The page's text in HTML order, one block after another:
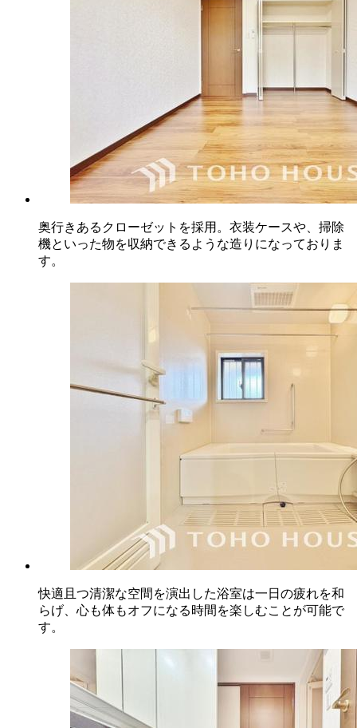
奥行きあるクローゼットを採用。衣装ケースや、掃除
機といった物を収納できるような造りになっておりま
す。
快適且つ清潔な空間を演出した浴室は一日の疲れを和
らげ、心も体もオフになる時間を楽しむことが可能で
す。